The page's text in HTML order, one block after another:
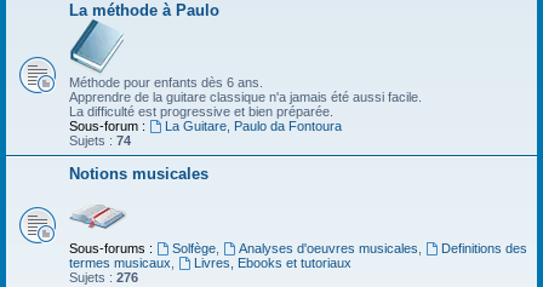
La méthode à Paulo
Méthode pour enfants dès 6 ans.
Apprendre de la guitare classique n'a jamais été aussi facile.
La difficulté est progressive et bien préparée.
Sous-forum :
La Guitare, Paulo da Fontoura
Sujets : 74
Notions musicales
Sous-forums : Solfège, Analyses d'oeuvres musicales
Definitions des
termes musicaux
Livres, Ebooks et tutoriaux
Sujets : 276